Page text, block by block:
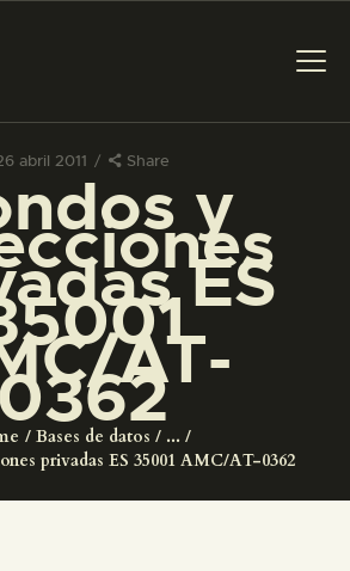
abril 2011 Share
y
ES
AT-
Bases de datos
...
privadas ES 35001 AMC/AT-0362
LA VISITA